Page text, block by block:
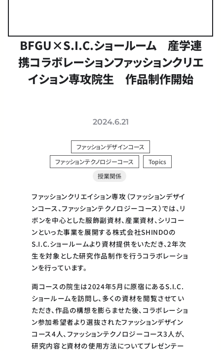
BFGU×S.I.C.ショールーム 産学連
携コラボレーションファッションクリエ
イション専攻院生 作品制作開始
2024.6.21
ファッションデザインコース
ファッションテクノロジーコース
Topics
授業関係
ファッションクリエイション専攻（ファッションデザイ
ンコース、ファッションテクノロジーコース）では、リ
ボンを中心とした服飾副資材、産業資材、シリコー
ンといった事業を展開する株式会社SHINDOの
S.I.C.ショールームより資材提供をいただき、2年次
生を対象とした研究作品制作を行うコラボレーショ
ンを行っています。
両コースの院生は2024年5月に原宿にあるS.I.C.
ショールームを訪問し、多くの資材を閲覧させてい
ただき、作品の構想を膨らませた後、コラボレーショ
ン参加希望者より選抜されたファッションデザイン
コース4人、ファッションテクノロジーコース3人が、
研究内容と資材の使用方法についてプレゼンテー